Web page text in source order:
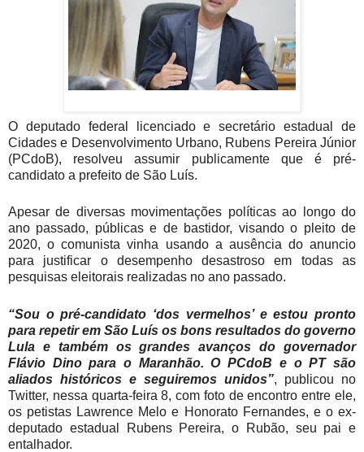
O deputado federal licenciado e secretário estadual de
Cidades e Desenvolvimento Urbano, Rubens Pereira Júnior
(PCdoB), resolveu assumir publicamente que é pré-
candidato a prefeito de São Luís.
Apesar de diversas movimentações políticas ao longo do
ano passado, públicas e de bastidor, visando o pleito de
2020, o comunista vinha usando a ausência do anuncio
para justificar o desempenho desastroso em todas as
pesquisas eleitorais realizadas no ano passado.
“Sou o pré-candidato ‘dos vermelhos’ e estou pronto
para repetir em São Luís os bons resultados do governo
Lula e também os grandes avanços do governador
Flávio Dino para o Maranhão. O PCdoB e o PT são
aliados históricos e seguiremos unidos”, publicou no
Twitter, nessa quarta-feira 8, com foto de encontro entre ele,
os petistas Lawrence Melo e Honorato Fernandes, e o ex-
deputado estadual Rubens Pereira, o Rubão, seu pai e
entalhador.